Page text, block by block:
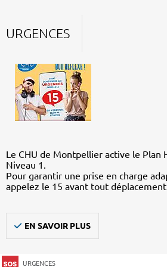
URGENCES
Le CHU de Montpellier active le Plan
Niveau 1.
Pour garantir une prise en charge
appelez le 15 avant tout
EN SAVOIR PLUS
URGENCES